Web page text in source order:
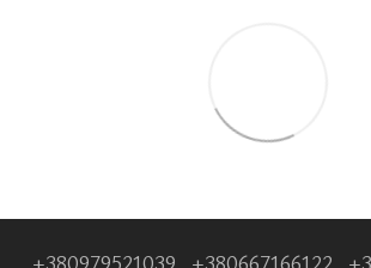
+380979521039 +380667166122